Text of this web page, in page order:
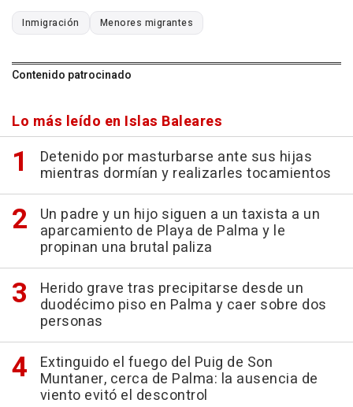
Inmigración Menores migrantes
Contenido patrocinado
Lo más leído en Islas Baleares
Detenido por masturbarse ante sus hijas
mientras dormían y realizarles tocamientos
Un padre y un hijo siguen a un taxista a un
aparcamiento de Playa de Palma y le
propinan una brutal paliza
Herido grave tras precipitarse desde un
duodécimo piso en Palma y caer sobre dos
personas
Extinguido el fuego del Puig de Son
Muntaner, cerca de Palma: la ausencia de
viento evitó el descontrol